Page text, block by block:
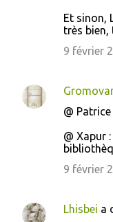
Et sinon,
très bien,
9 février
@ Patrice
@ Xapur
9 février
Lhisbei a